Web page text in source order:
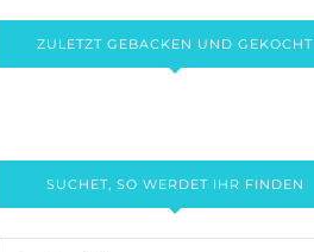
ZULETZT GEBACKEN UND GEKOCHT
SUCHET, SO WERDET IHR FINDEN